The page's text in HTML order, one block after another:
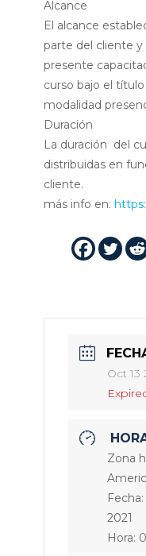
Alcance
El alcance
parte del cliente y
presente
curso bajo el título
modalidad
Duración
La duración del
distribuidas en
cliente.
más info en:
Oct 13
Zona
Fecha:
2021
Hora: